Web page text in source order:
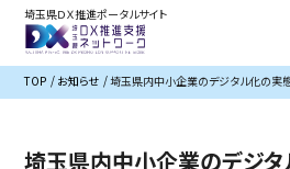
埼玉県ＤＸ推進ポータルサイト
TOP お知らせ 埼玉県内中小企業のデジタル化の実
埼玉県内中小企業のデジ